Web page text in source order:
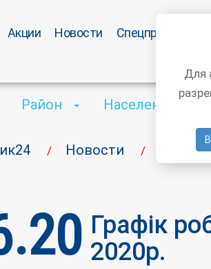
Акции Новости
/ Новости / Графік
Район Населенный
Графік
2020р.
Для